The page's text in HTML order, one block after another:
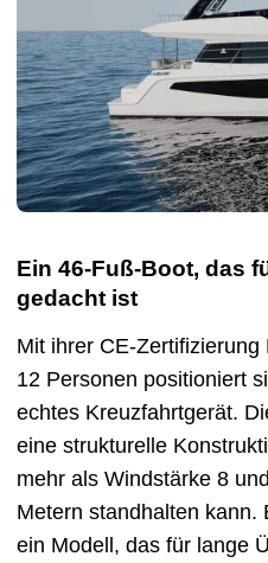
Ein 46-Fuß-Boot, das
gedacht ist
Mit ihrer CE-
12 Personen positioniert
echtes Kreuzfahrtgerät.
eine strukturelle
mehr als Windstärke 8 und
Metern standhalten kann.
ein Modell, das für lange